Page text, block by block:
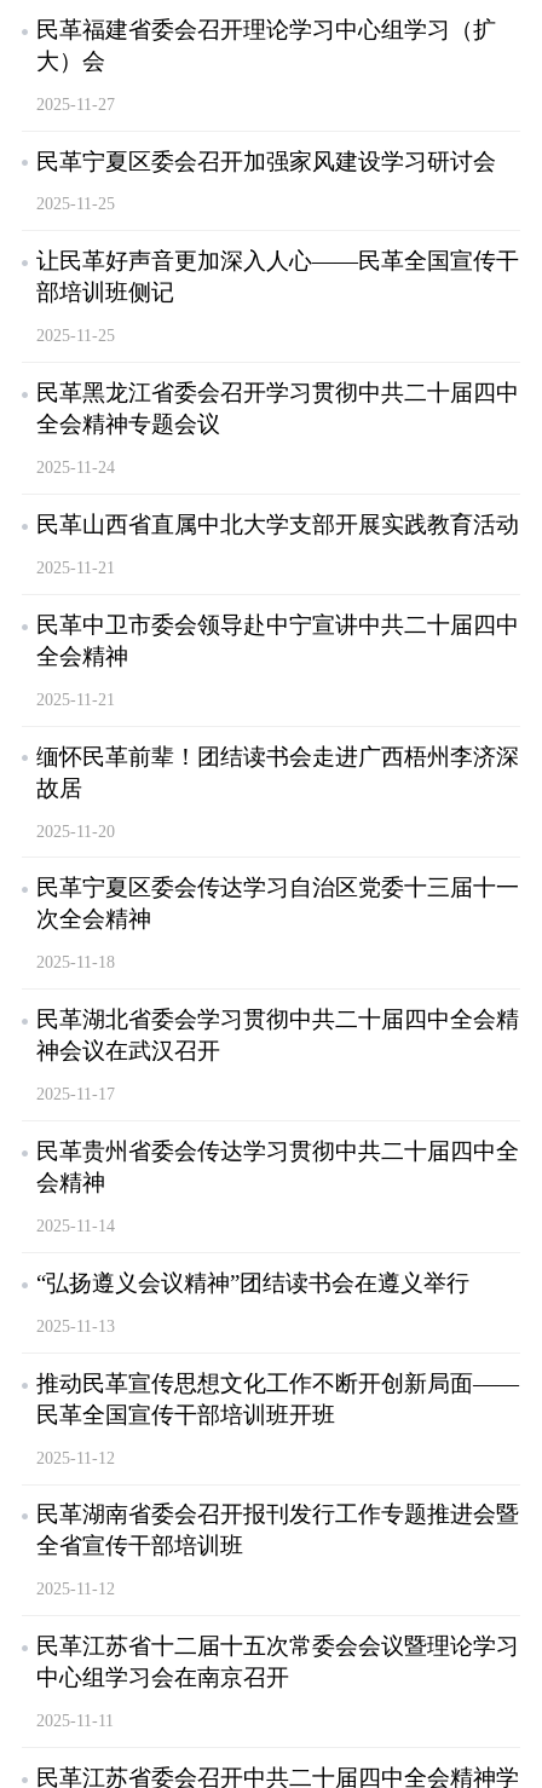
民革福建省委会召开理论学习中心组学习（扩
大）会
2025-11-27
民革宁夏区委会召开加强家风建设学习研讨会
2025-11-25
让民革好声音更加深入人心——民革全国宣传干
部培训班侧记
2025-11-25
民革黑龙江省委会召开学习贯彻中共二十届四中
全会精神专题会议
2025-11-24
民革山西省直属中北大学支部开展实践教育活动
2025-11-21
民革中卫市委会领导赴中宁宣讲中共二十届四中
全会精神
2025-11-21
缅怀民革前辈！团结读书会走进广西梧州李济深
故居
2025-11-20
民革宁夏区委会传达学习自治区党委十三届十一
次全会精神
2025-11-18
民革湖北省委会学习贯彻中共二十届四中全会精
神会议在武汉召开
2025-11-17
民革贵州省委会传达学习贯彻中共二十届四中全
会精神
2025-11-14
“弘扬遵义会议精神”团结读书会在遵义举行
2025-11-13
推动民革宣传思想文化工作不断开创新局面——
民革全国宣传干部培训班开班
2025-11-12
民革湖南省委会召开报刊发行工作专题推进会暨
全省宣传干部培训班
2025-11-12
民革江苏省十二届十五次常委会会议暨理论学习
中心组学习会在南京召开
2025-11-11
民革江苏省委会召开中共二十届四中全会精神学